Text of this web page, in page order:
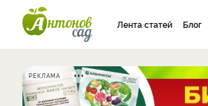
Лента статей Блог
РЕКЛАМА